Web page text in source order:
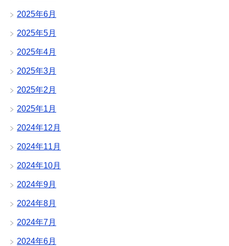
2025年6月
2025年5月
2025年4月
2025年3月
2025年2月
2025年1月
2024年12月
2024年11月
2024年10月
2024年9月
2024年8月
2024年7月
2024年6月